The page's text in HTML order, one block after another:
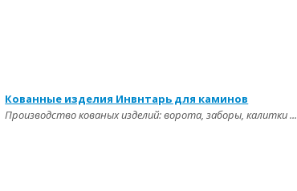
Кованные изделия Инвнтарь для каминов
Производство кованых изделий: ворота, заборы, калитки ...